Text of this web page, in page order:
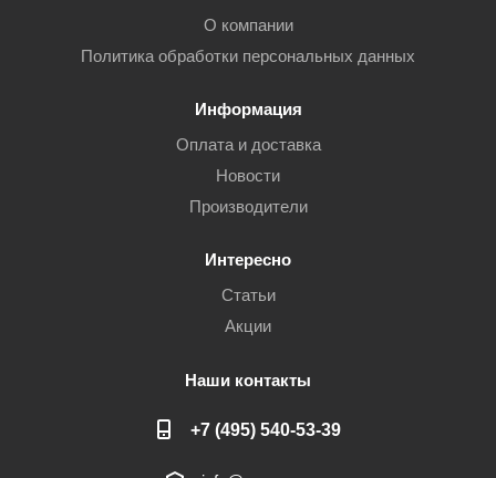
О компании
Политика обработки персональных данных
Информация
Оплата и доставка
Новости
Производители
Интересно
Статьи
Акции
Наши контакты
+7 (495) 540-53-39